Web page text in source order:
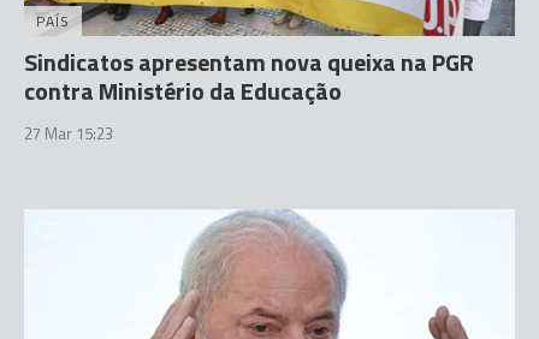
PAÍS
Sindicatos apresentam nova queixa na PGR
contra Ministério da Educação
27 Mar 15:23